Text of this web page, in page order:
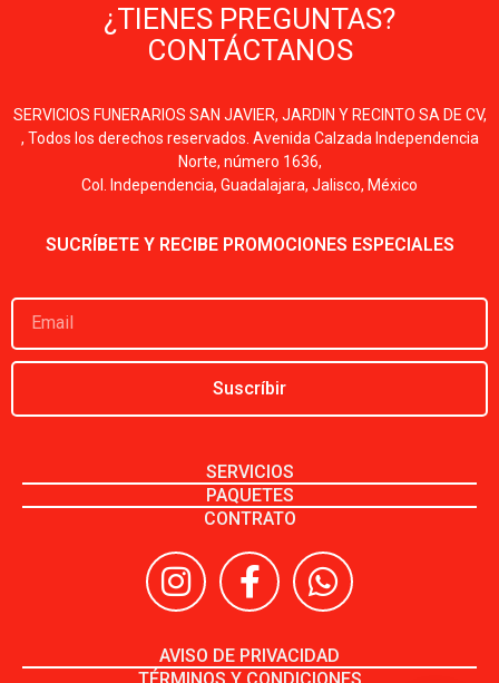
¿TIENES PREGUNTAS?
CONTÁCTANOS
SERVICIOS FUNERARIOS SAN JAVIER, JARDIN Y RECINTO SA DE CV,
, Todos los derechos reservados. Avenida Calzada Independencia
Norte, número 1636,
Col. Independencia, Guadalajara, Jalisco, México
SUCRÍBETE Y RECIBE PROMOCIONES ESPECIALES
Suscríbir
SERVICIOS
PAQUETES
CONTRATO
AVISO DE PRIVACIDAD